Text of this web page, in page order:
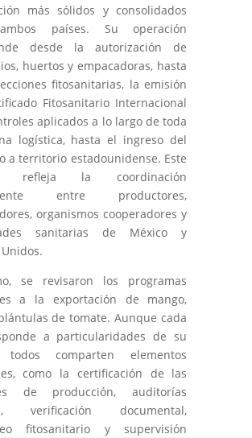
más sólidos y consolidados
países. Su operación
desde la autorización de
huertos y empacadoras, hasta
fitosanitarias, la emisión
Fitosanitario Internacional
aplicados a lo largo de toda
logística, hasta el ingreso del
a territorio estadounidense. Este
refleja la coordinación
entre productores,
organismos cooperadores y
sanitarias de México y
se revisaron los programas
a la exportación de mango,
de tomate. Aunque cada
a particularidades de su
todos comparten elementos
como la certificación de las
de producción, auditorías
verificación documental,
fitosanitario y supervisión